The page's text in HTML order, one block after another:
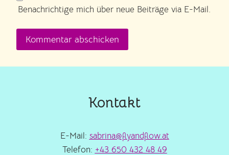
Benachrichtige mich über neue Beiträge via E-Mail.
Kontakt
E-Mail: sabrina@flyandflow.at
Telefon: +43 650 432 48 49